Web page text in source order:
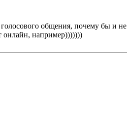
общения, почему бы и не
онлайн, например)))))))